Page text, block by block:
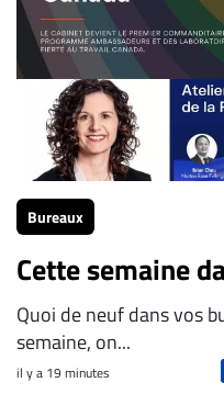
Bureaux
Cette semaine
Quoi de neuf dans vos
semaine, on...
il y a 19 minutes